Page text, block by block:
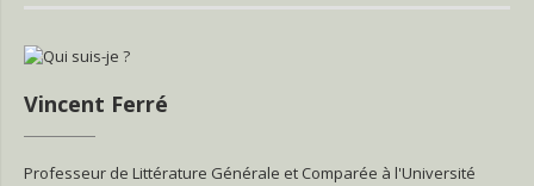
Vincent Ferré
Professeur de Littérature Générale et Comparée à l'Université